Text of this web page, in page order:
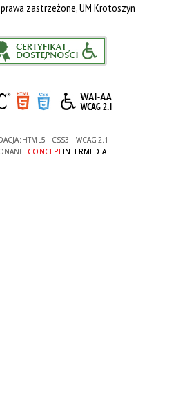
zastrzeżone, UM Krotoszyn
HTML5+ CSS3 + WCAG 2.1
CONCEPTINTERMEDIA